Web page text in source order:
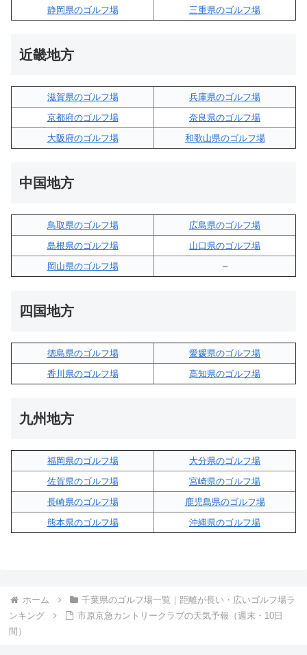
静岡県のゴルフ場
三重県のゴルフ場
近畿地方
滋賀県のゴルフ場
兵庫県のゴルフ場
京都府のゴルフ場
奈良県のゴルフ場
大阪府のゴルフ場
和歌山県のゴルフ場
中国地方
鳥取県のゴルフ場
広島県のゴルフ場
島根県のゴルフ場
山口県のゴルフ場
岡山県のゴルフ場
–
四国地方
徳島県のゴルフ場
愛媛県のゴルフ場
香川県のゴルフ場
高知県のゴルフ場
九州地方
福岡県のゴルフ場
大分県のゴルフ場
佐賀県のゴルフ場
宮崎県のゴルフ場
長崎県のゴルフ場
鹿児島県のゴルフ場
熊本県のゴルフ場
沖縄県のゴルフ場
ホーム
千葉県のゴルフ場一覧｜距離が長い・広いゴルフ場ラ
ンキング
市原京急カントリークラブの天気予報（週末・10日
間）